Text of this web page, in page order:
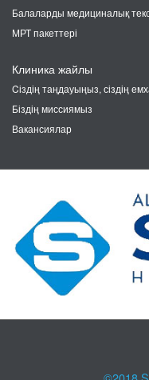
Балаларды медициналық
МРТ пакеттері
Клиника жайлы
Cіздің таңдауыңыз, сіздің
Біздің миссиямыз
Вакансиялар